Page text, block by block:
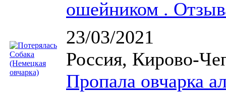
ошейником .
23/03/2021
Россия, Кирово-
Пропала овчарка